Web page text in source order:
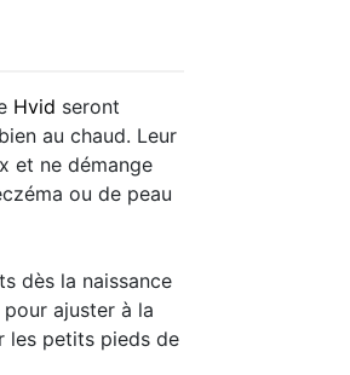
Hvid seront
au chaud. Leur
et ne démange
ou de peau
dès la naissance
ajuster à la
les petits pieds de